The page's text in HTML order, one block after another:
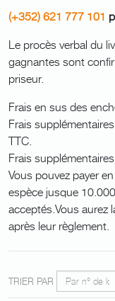
(+352) 621 777 101
Le procès verbal du
gagnantes sont
priseur.
Frais en sus des
Frais
TTC.
Frais
Vous pouvez payer
espèce jusque
acceptés.Vous aurez
après leur règlement.
TRIER PAR